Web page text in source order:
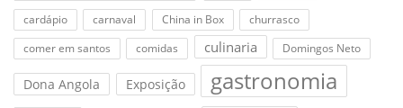
cardápio carnaval China in Box
churrasco
comer em santos
comidas culinaria Domingos Neto
Dona Angola Exposição gastronomia